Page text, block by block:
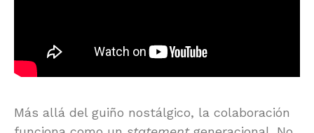
Más allá del guiño nostálgico, la colaboración